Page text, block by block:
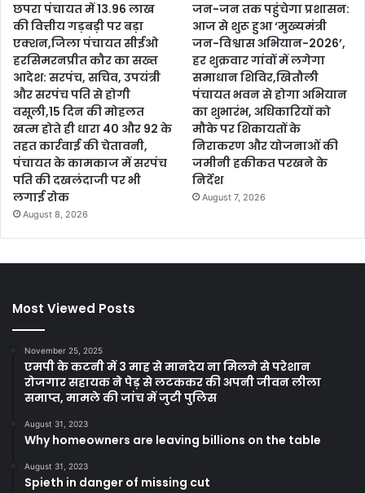
छपरा पंचायत में 13.96 लाख
की वित्तीय गड़बड़ी पर बड़ा
एक्शन,जिला पंचायत सीईओ
हरसिमरनप्रीत कौर का सख्त
आदेश: सरपंच, सचिव, उपयंत्री
और सरपंच पति से होगी
वसूली,15 दिन की मोहलत
खत्म होते ही धारा 40 और 92 के
तहत कार्रवाई की चेतावनी,
पंचायत के कामकाज में सरपंच
पति की दखलंदाजी पर भी
लगाई रोक
August 8, 2026
जन-जन तक पहुंचेगा प्रशासन:
आज से शुरू हुआ ‘मुख्यमंत्री
जन-विश्वास अभियान-2026’,
हर शुक्रवार गांवों में लगेगा
समाधान शिविर,खितौली
पंचायत भवन से होगा अभियान
का शुभारंभ, अधिकारियों को
मौके पर शिकायतों के
निराकरण और योजनाओं की
जमीनी हकीकत परखने के
निर्देश
August 7, 2026
Most Viewed Posts
November 25, 2025
एमपी के कटनी में 3 माह से मानदेय ना मिलने से परेशान
रोजगार सहायक ने पेड़ से लटककर की अपनी जीवन लीला
समाप्त, मामले की जांच में जुटी पुलिस
August 31, 2023
Why homeowners are leaving billions on the table
August 31, 2023
Spieth in danger of missing cut